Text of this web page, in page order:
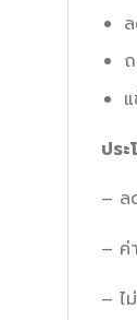
ปร
– ล
– ค่
– ไ